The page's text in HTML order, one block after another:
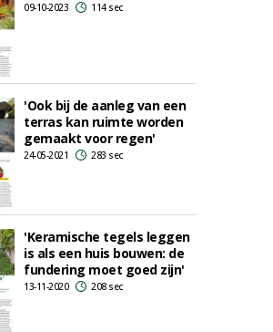
09-10-2023 114 sec
'Ook bij de aanleg van een
terras kan ruimte worden
gemaakt voor regen'
24-05-2021 283 sec
'Keramische tegels leggen
is als een huis bouwen: de
fundering moet goed zijn'
13-11-2020 208 sec